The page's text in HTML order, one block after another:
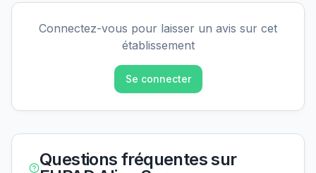
Connectez-vous pour laisser un avis sur cet
établissement
Se connecter
Questions fréquentes sur